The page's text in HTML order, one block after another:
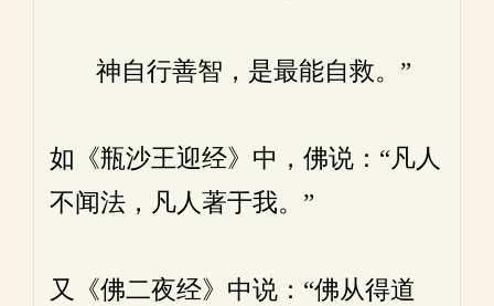
神自行善智，是最能自救。”
如《瓶沙王迎经》中，佛说：“凡人
不闻法，凡人著于我。”
又《佛二夜经》中说：“佛从得道